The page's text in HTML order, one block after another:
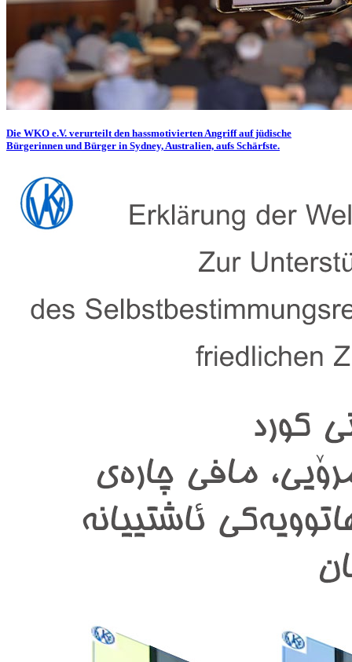
Die WKO e.V. verurteilt den hassmotivierten Angriff auf jüdische
Bürgerinnen und Bürger in Sydney, Australien, aufs Schärfste.